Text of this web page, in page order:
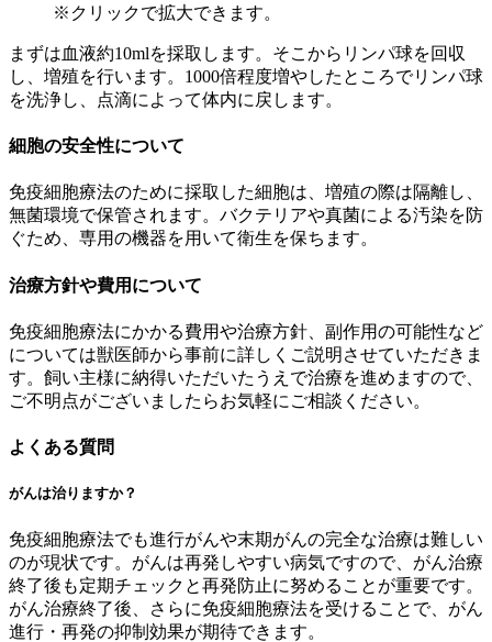
※クリックで拡大できます。
まずは血液約10mlを採取します。そこからリンパ球を回収
し、増殖を行います。1000倍程度増やしたところでリンパ球
を洗浄し、点滴によって体内に戻します。
細胞の安全性について
免疫細胞療法のために採取した細胞は、増殖の際は隔離し、
無菌環境で保管されます。バクテリアや真菌による汚染を防
ぐため、専用の機器を用いて衛生を保ちます。
治療方針や費用について
免疫細胞療法にかかる費用や治療方針、副作用の可能性など
については獣医師から事前に詳しくご説明させていただきま
す。飼い主様に納得いただいたうえで治療を進めますので、
ご不明点がございましたらお気軽にご相談ください。
よくある質問
がんは治りますか？
免疫細胞療法でも進行がんや末期がんの完全な治療は難しい
のが現状です。がんは再発しやすい病気ですので、がん治療
終了後も定期チェックと再発防止に努めることが重要です。
がん治療終了後、さらに免疫細胞療法を受けることで、がん
進行・再発の抑制効果が期待できます。